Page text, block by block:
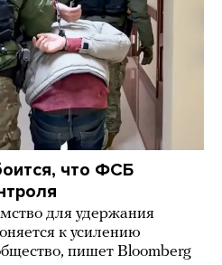
что ФСБ
для удержания
к усилению
пишет Bloomberg